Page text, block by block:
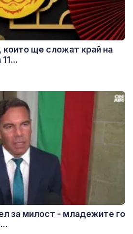
които ще сложат край на
за милост - младежите го